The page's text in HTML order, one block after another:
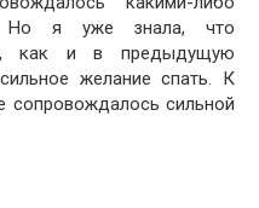
Но я уже знала, что
как и в предыдущую
желание спать. К
сильной